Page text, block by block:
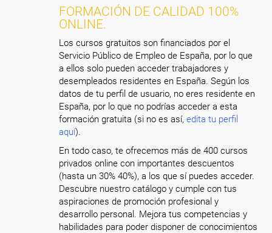
FORMACIÓN DE CALIDAD 100%
ONLINE.
Los cursos gratuitos son financiados por el
Servicio Público de Empleo de España, por lo que
a ellos solo pueden acceder trabajadores y
desempleados residentes en España. Según los
datos de tu perfil de usuario, no eres residente en
España, por lo que no podrías acceder a esta
formación gratuita (si no es así,edita tu perfil
aquí).
En todo caso, te ofrecemos más de 400 cursos
privados online con importantes descuentos
(hasta un 30% 40%), a los que sí puedes acceder.
Descubre nuestro catálogo y cumple con tus
aspiraciones de promoción profesional y
desarrollo personal. Mejora tus competencias y
habilidades para poder disponer de conocimientos